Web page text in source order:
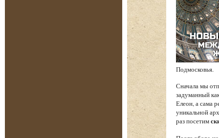
Подмосковья.
Сначала мы
задуманный
Елеон, а сама
уникальной
раз посетим